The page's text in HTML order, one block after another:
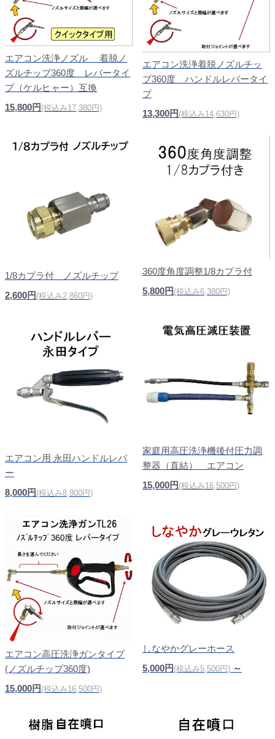
エアコン洗浄ノズル 着脱ノ
ズルチップ360度 レバータイ
プ（ケルヒャー）互換
15,800円 (税込み17,380円)
エアコン洗浄着脱ノズルチッ
プ360度 ハンドルレバータイ
プ
13,300円 (税込み14,630円)
1/8カプラ付 ノズルチップ
2,600円 (税込み2,860円)
360度角度調整1/8カプラ付
5,800円 (税込み6,380円)
エアコン用 永田ハンドルレバ
ー
8,000円 (税込み8,800円)
家庭用高圧洗浄機後付圧力調
整器（直結） エアコン
15,000円 (税込み16,500円)
エアコン高圧洗浄ガンタイプ
(ノズルチップ360度)
15,000円 (税込み16,500円)
しなやかグレーホース
5,000円 (税込み5,500円) ～